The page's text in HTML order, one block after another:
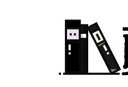
содержанию